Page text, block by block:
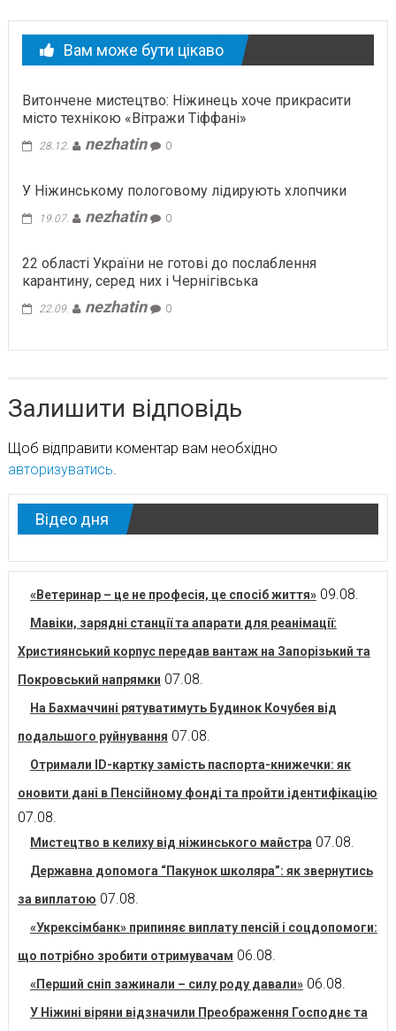
Вам може бути цікаво
Витончене мистецтво: Ніжинець хоче прикрасити
місто технікою «Вітражи Тіффані»
28.12. nezhatin 0
У Ніжинському пологовому лідирують хлопчики
19.07. nezhatin 0
22 області України не готові до послаблення
карантину, серед них і Чернігівська
22.09. nezhatin 0
Залишити відповідь
Щоб відправити коментар вам необхідно
авторизуватись.
Відео дня
«Ветеринар – це не професія, це спосіб життя» 09.08.
Мавіки, зарядні станції та апарати для реанімації:
Християнський корпус передав вантаж на Запорізький та
Покровський напрямки 07.08.
На Бахмаччині рятуватимуть Будинок Кочубея від
подальшого руйнування 07.08.
Отримали ID-картку замість паспорта-книжечки: як
оновити дані в Пенсійному фонді та пройти ідентифікацію
07.08.
Мистецтво в келиху від ніжинського майстра 07.08.
Державна допомога “Пакунок школяра”: як звернутись
за виплатою 07.08.
«Укрексімбанк» припиняє виплату пенсій і соцдопомоги:
що потрібно зробити отримувачам 06.08.
«Перший сніп зажинали – силу роду давали» 06.08.
У Ніжині віряни відзначили Преображення Господнє та